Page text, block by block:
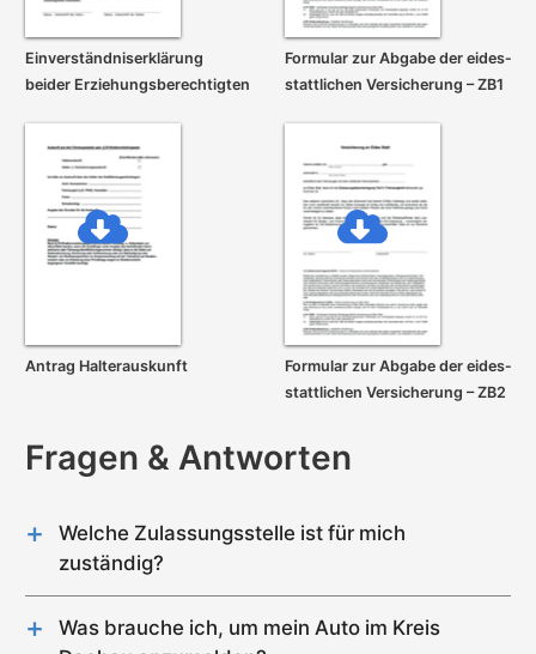
Einverständnis­erklärung
beider Erziehungs­berechtigten
Formular zur Abgabe der eides­
stattlichen Versicherung – ZB1
Antrag Halterauskunft
Formular zur Abgabe der eides­
stattlichen Versicherung – ZB2
Fragen & Antworten
Welche Zulassungsstelle ist für mich
zuständig?
Im Kreis Dachau gibt es genau 1 Zulassungsstelle
(Dachau).
Was brauche ich, um mein Auto im Kreis